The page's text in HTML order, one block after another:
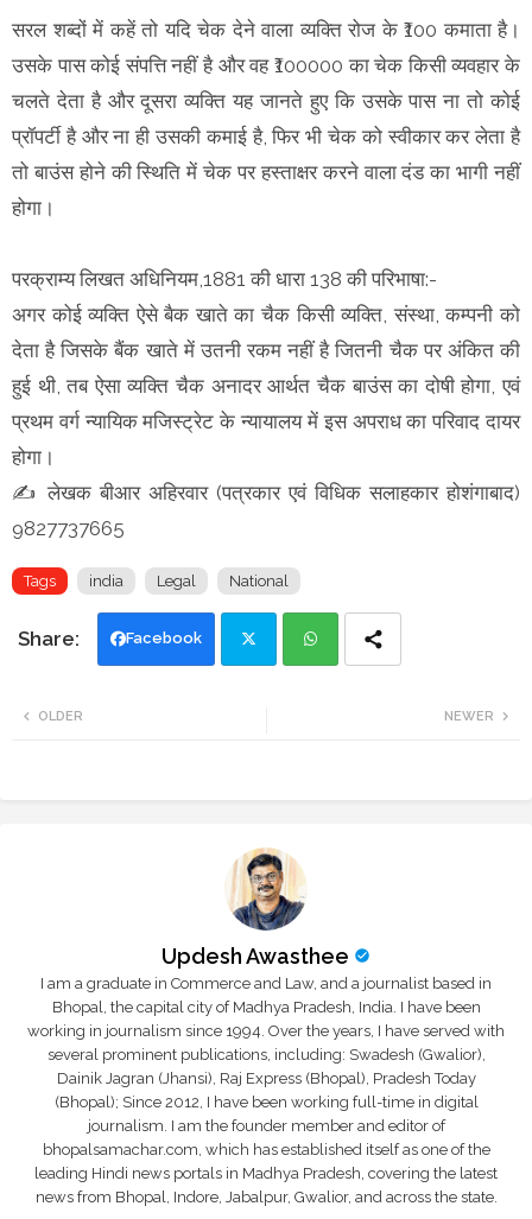
सरल शब्दों में कहें तो यदि चेक देने वाला व्यक्ति रोज के ₹100 कमाता है।
उसके पास कोई संपत्ति नहीं है और वह ₹100000 का चेक किसी व्यवहार के
चलते देता है और दूसरा व्यक्ति यह जानते हुए कि उसके पास ना तो कोई
प्रॉपर्टी है और ना ही उसकी कमाई है, फिर भी चेक को स्वीकार कर लेता है
तो बाउंस होने की स्थिति में चेक पर हस्ताक्षर करने वाला दंड का भागी नहीं
होगा।
परक्राम्य लिखत अधिनियम,1881 की धारा 138 की परिभाषा:-
अगर कोई व्यक्ति ऐसे बैक खाते का चैक किसी व्यक्ति, संस्था, कम्पनी को
देता है जिसके बैंक खाते में उतनी रकम नहीं है जितनी चैक पर अंकित की
हुई थी, तब ऐसा व्यक्ति चैक अनादर आर्थत चैक बाउंस का दोषी होगा, एवं
प्रथम वर्ग न्यायिक मजिस्ट्रेट के न्यायालय में इस अपराध का परिवाद दायर
होगा।
✍️ लेखक बीआर अहिरवार (पत्रकार एवं विधिक सलाहकार होशंगाबाद)
9827737665
Tags india Legal National
Facebook
NEWER
OLDER
Updesh Awasthee
I am a graduate in Commerce and Law, and a journalist based in
Bhopal, the capital city of Madhya Pradesh, India. I have been
working in journalism since 1994. Over the years, I have served with
several prominent publications, including: Swadesh (Gwalior),
Dainik Jagran (Jhansi), Raj Express (Bhopal), Pradesh Today
(Bhopal); Since 2012, I have been working full-time in digital
journalism. I am the founder member and editor of
bhopalsamachar.com, which has established itself as one of the
leading Hindi news portals in Madhya Pradesh, covering the latest
news from Bhopal, Indore, Jabalpur, Gwalior, and across the state.